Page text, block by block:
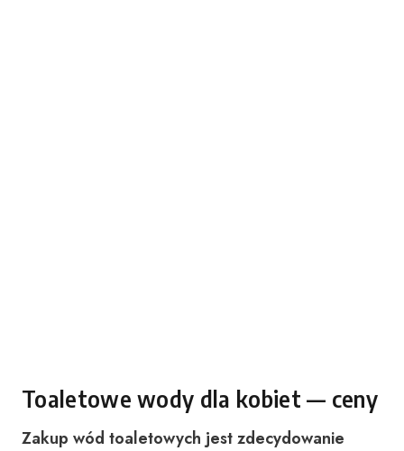
Toaletowe wody dla kobiet — ceny
Zakup wód toaletowych jest zdecydowanie